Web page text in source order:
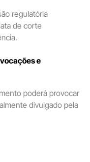
regulatória
de corte
e
poderá provocar
divulgado pela